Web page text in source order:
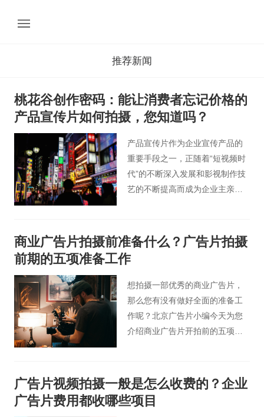
推荐新闻
桃花谷创作密码：能让消费者忘记价格的
产品宣传片如何拍摄，您知道吗？
产品宣传片作为企业宣传产品的
重要手段之一，正随着“短视频时
代”的不断深入发展和影视制作技
艺的不断提高而成为企业主亲睐
生“情感共鸣”，更能在宣传产品的
同时，引起广泛的关注，获得更
拍摄达到好的效果？下面这些点
必不可少。
商业广告片拍摄前准备什么？广告片拍摄
前期的五项准备工作
想拍摄一部优秀的商业广告片，
那么您有没有做好全面的准备工
作呢？北京广告片小编今天为您
介绍商业广告片开拍前的五项准
也可以为后期节省更多的时间和
资金。在公司开始制作商业广告
片之前，我们需要想清楚以下这
广告片视频拍摄一般是怎么收费的？企业
广告片费用都收哪些项目